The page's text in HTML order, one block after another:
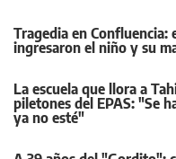
Tragedia en Confluencia:
ingresaron el niño y su
La escuela que llora a
piletones del EPAS: "Se
ya no esté"